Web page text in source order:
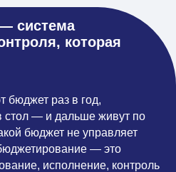
система
которая
бюджет раз в год,
стол — и дальше живут по
бюджет не управляет
— это
исполнение, контроль